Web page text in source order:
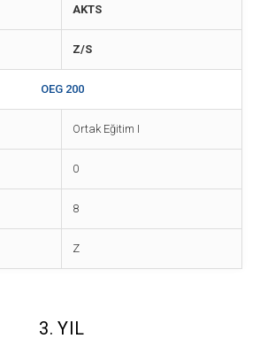
AKTS
Z/S
OEG 200
Ortak Eğitim I
0
8
Z
3. YIL